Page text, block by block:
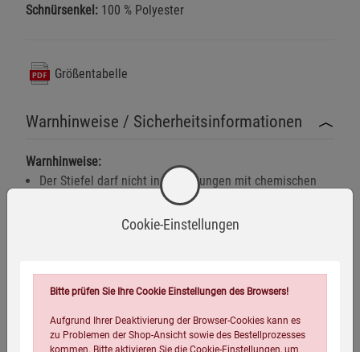
Schnürsenkel: 100 % Polyester
Größentabelle
Warnhinweise / Sicherheitsinformationen
Warnhinweise:
Der Stiefel darf nicht in Umgebungen mit chemischen
Gefahrstoffen getragen werden, die das Material
angreifen können.
Übermäßige Hitze oder offene Flammen können das
Material beschädigen und die Schutzwirkung
beeinträchtigen.
Herstellerinformationen
Eigenschaften
Cookie-Einstellungen
Bitte prüfen Sie Ihre Cookie Einstellungen des Browsers!
Aufgrund Ihrer Deaktivierung der Browser-Cookies kann es
zu Problemen der Shop-Ansicht sowie des Bestellprozesses
kommen. Bitte aktivieren Sie die Cookie-Einstellungen, um